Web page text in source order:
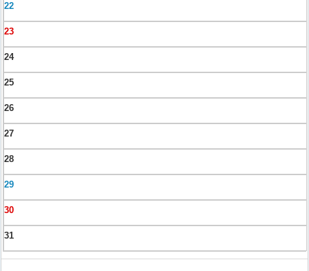
22
23
24
25
26
27
28
29
30
31